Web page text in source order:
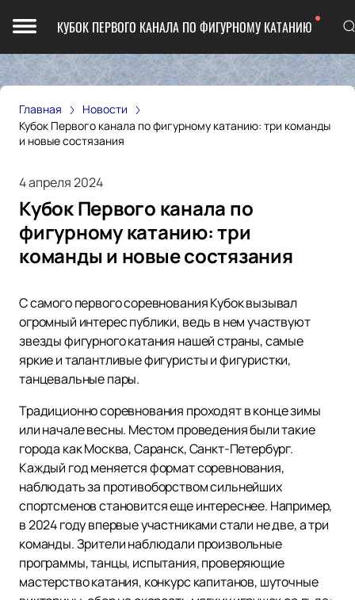
КУБОК ПЕРВОГО КАНАЛА ПО ФИГУРНОМУ КАТАНИЮ
Главная
Новости
Кубок Первого канала по фигурному катанию: три команды
и новые состязания
4 апреля 2024
Кубок Первого канала по
фигурному катанию: три
команды и новые состязания
С самого первого соревнования Кубок вызывал
огромный интерес публики, ведь в нем участвуют
звезды фигурного катания нашей страны, самые
яркие и талантливые фигуристы и фигуристки,
танцевальные пары.
Традиционно соревнования проходят в конце зимы
или начале весны. Местом проведения были такие
города как Москва, Саранск, Санкт-Петербург.
Каждый год меняется формат соревнования,
наблюдать за противоборством сильнейших
спортсменов становится еще интереснее. Например,
в 2024 году впервые участниками стали не две, а три
команды. Зрители наблюдали произвольные
программы, танцы, испытания, проверяющие
мастерство катания, конкурс капитанов, шуточные